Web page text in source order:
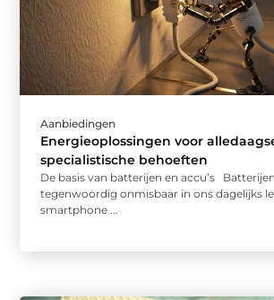
Aanbiedingen
Energieoplossingen voor
specialistische behoeften
De basis van batterijen en accu’s
tegenwoordig onmisbaar in ons dagelijks
smartphone ...